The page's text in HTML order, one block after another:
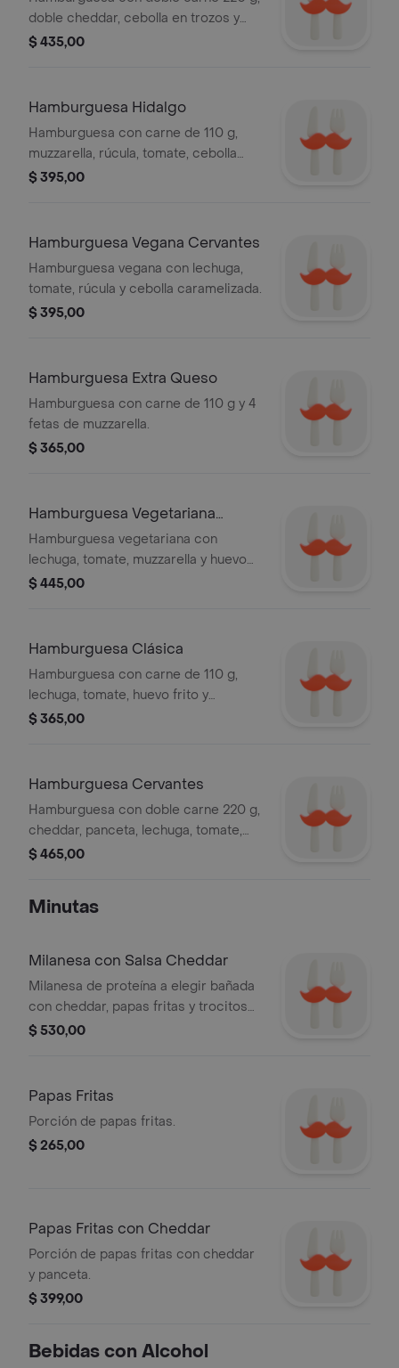
doble cheddar, cebolla en trozos y
panceta.
$ 435,00
Hamburguesa Hidalgo
Hamburguesa con carne de 110 g,
muzzarella, rúcula, tomate, cebolla
colorada y panceta.
$ 395,00
Hamburguesa Vegana Cervantes
Hamburguesa vegana con lechuga,
tomate, rúcula y cebolla caramelizada.
$ 395,00
Hamburguesa Extra Queso
Hamburguesa con carne de 110 g y 4
fetas de muzzarella.
$ 365,00
Hamburguesa Vegetariana
Cervantes
Hamburguesa vegetariana con
lechuga, tomate, muzzarella y huevo
cocido.
$ 445,00
Hamburguesa Clásica
Hamburguesa con carne de 110 g,
lechuga, tomate, huevo frito y
muzzarella.
$ 365,00
Hamburguesa Cervantes
Hamburguesa con doble carne 220 g,
cheddar, panceta, lechuga, tomate,
morrón, huevo frito, cebolla, jamón y
$ 465,00
Minutas
Milanesa con Salsa Cheddar
Milanesa de proteína a elegir bañada
con cheddar, papas fritas y trocitos
de panceta.
$ 530,00
Papas Fritas
Porción de papas fritas.
$ 265,00
Papas Fritas con Cheddar
Porción de papas fritas con cheddar
y panceta.
$ 399,00
Bebidas con Alcohol